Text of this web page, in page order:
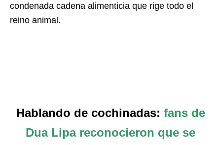
condenada cadena alimenticia que rige todo el
reino animal.
Hablando de cochinadas: fans de
Dua Lipa reconocieron que se